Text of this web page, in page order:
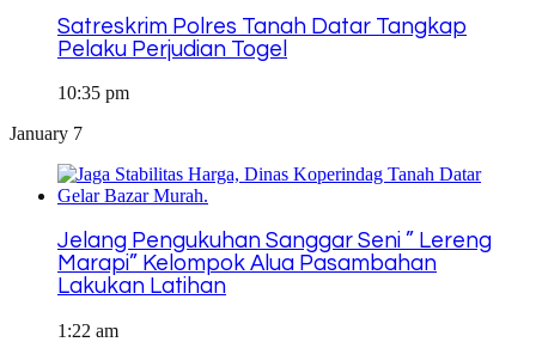
Satreskrim Polres Tanah Datar Tangkap
Pelaku Perjudian Togel
10:35 pm
January 7
Jelang Pengukuhan Sanggar Seni ” Lereng
Marapi” Kelompok Alua Pasambahan
Lakukan Latihan
1:22 am